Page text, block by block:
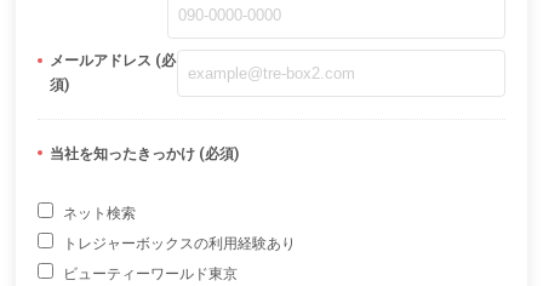
メールアドレス (必
須)
当社を知ったきっかけ (必須)
ネット検索
トレジャーボックスの利用経験あり
ビューティーワールド東京